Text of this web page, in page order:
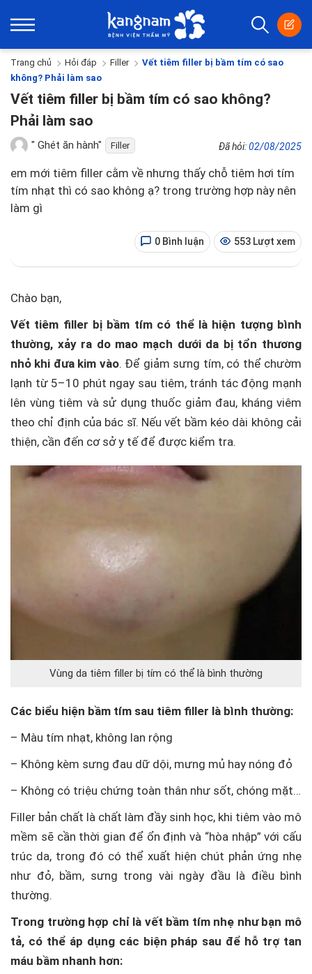
Trang chủ Hỏi đáp Filler
Vết tiêm filler bị bầm tím có sao
không? Phải làm sao
Vết tiêm filler bị bầm tím có sao không?
Phải làm sao
" Ghét ăn hành" Filler Đã hỏi:02/08/2025
em mới tiêm filler cằm về nhưng thấy chỗ tiêm hơi tím
tím nhạt thì có sao không ạ? trong trường hợp này nên
làm gì
0 Bình luận 553 Lượt xem
Chào bạn,
Vết tiêm filler bị bầm tím có thể là hiện tượng bình
thường, xảy ra do mao mạch dưới da bị tổn thương
nhỏ khi đưa kim vào. Để giảm sưng tím, có thể chườm
lạnh từ 5–10 phút ngay sau tiêm, tránh tác động mạnh
lên vùng tiêm và sử dụng thuốc giảm đau, kháng viêm
theo chỉ định của bác sĩ. Nếu vết bầm kéo dài không cải
thiện, cần đến cơ sở y tế để được kiểm tra.
Vùng da tiêm filler bị tím có thể là bình thường
Các biểu hiện bầm tím sau tiêm filler là bình thường:
– Màu tím nhạt, không lan rộng
– Không kèm sưng đau dữ dội, mưng mủ hay nóng đỏ
– Không có triệu chứng toàn thân như sốt, chóng mặt…
Filler bản chất là chất làm đầy sinh học, khi tiêm vào mô
mềm sẽ cần thời gian để ổn định và “hòa nhập” với cấu
trúc da, trong đó có thể xuất hiện chút phản ứng nhẹ
như đỏ, bầm, sưng trong vài ngày đầu là điều bình
thường.
Trong trường hợp chỉ là vết bầm tím nhẹ như bạn mô
tả, có thể áp dụng các biện pháp sau để hỗ trợ tan
máu bầm nhanh hơn: